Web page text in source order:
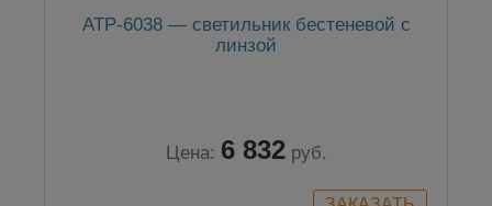
АТР-6038 — светильник бестеневой с
линзой
Цена: 6 832 руб.